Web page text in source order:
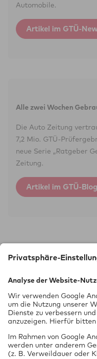
Automobile.
Artikel im GTÜ-
Alle zwei Wochen
Die Auto Zeitung
7,2 Mio. GTÜ-
neue Serie „Rat­geber
Zeitung.
Artikel im GTÜ-
Technik
GTÜ Gesell­schaft für
Vor dem Lauch 25
70567 Stuttgart